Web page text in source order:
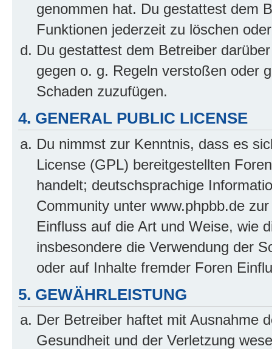
genommen hat. Du gestattest dem
Funktionen jederzeit zu löschen
Du gestattest dem Betreiber
gegen o. g. Regeln verstoßen oder
Schaden zuzufügen.
4. GENERAL PUBLIC LICENSE
Du nimmst zur Kenntnis, dass es
License (GPL) bereitgestellten
handelt; deutschsprachige
Community unter www.phpbb.de
Einfluss auf die Art und Weise, wie
insbesondere die Verwendung der
oder auf Inhalte fremder Foren
5. GEWÄHRLEISTUNG
Der Betreiber haftet mit Ausnahme
Gesundheit und der Verletzung